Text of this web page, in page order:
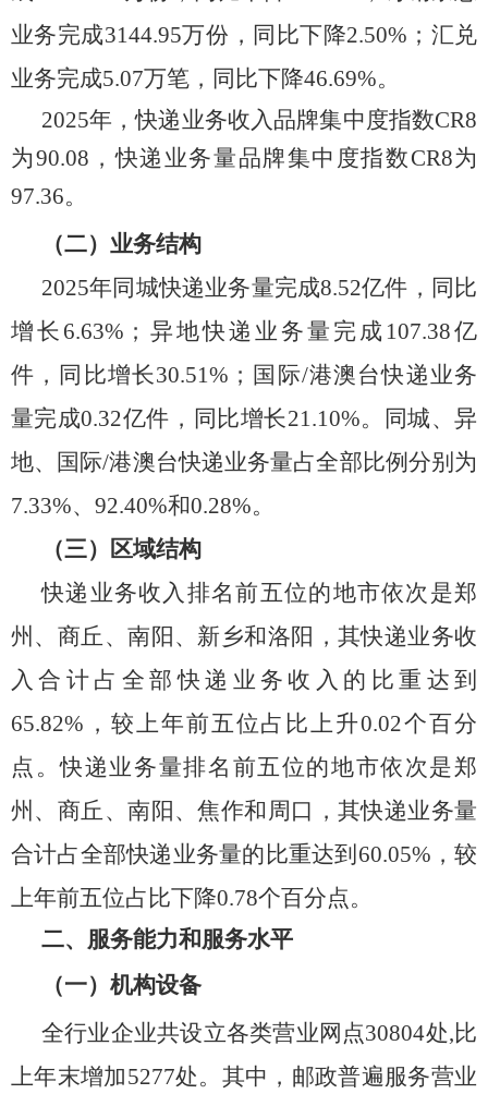
业务完成3144.95万份，同比下降2.50%；汇兑
业务完成5.07万笔，同比下降46.69%。
2025年，快递业务收入品牌集中度指数CR8
为90.08，快递 业务量品牌集中度指数CR8为
97.36。
（二）业务结构
2025年同城快递业务量完成8.52亿件，同比
增长 6.63%；异地快递业务量完成 107.38亿
件，同比增长30.51%；国际/港澳台快递业务
量完成0.32亿件，同比增长21.10%。同城、异
地、国际/港澳台快递业务量占全部比例分别为
7.33%、 92.40%和0.28%。
（三）区域结构
快递业务收入排名前五位的地市依次是郑
州 、 商丘、南阳 、 新乡和洛阳 ，其快递业务收
入合计占全部快递业务收入的比重达到
65.82% ，较上年前五位占比上升0.02个百分
点 。快递业务量排名前五位的地市依次是郑
州 、 商丘、南阳 、焦作和 周口 ，其快递业务量
合计占全部快递业务量的比重达到 60.05%，较
上年前五位占比下降0.78个百分点。
二、服务能力和服务水平
（一）机构设备
全行业企业共设立各类营业网点30804处,比
上年末增加5277处。其中，邮政普遍服务营业